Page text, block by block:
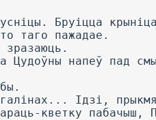
Бруіцца
таго пажадае.
Цудоўны напеў пад
Ідзі,
кветку пабачыш,